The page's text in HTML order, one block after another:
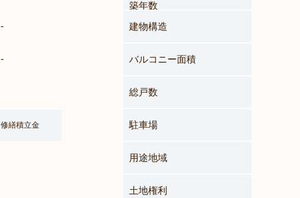
築年数
- 建物構造
- バルコニー面積
総戸数
修繕積立金 駐車場
用途地域
土地権利